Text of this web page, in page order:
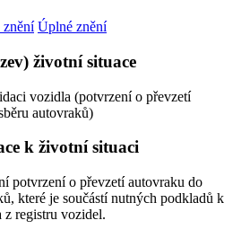
znění Úplné znění
životní situace
vozidla (potvrzení o převzetí
autovraků)
k životní situaci
potvrzení o převzetí autovraku do
které je součástí nutných podkladů k
registru vozidel.